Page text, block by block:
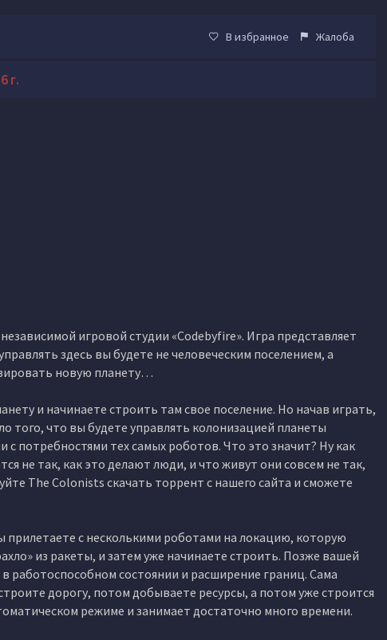
В избранное Жалоба
г.
игровой студии «Codebyfire». Игра представляет
здесь вы будете не человеческим поселением, а
новую планету…
и начинаете строить там свое поселение. Но начав играть,
того, что вы будете управлять колонизацией планеты
потребностями тех самых роботов. Что это значит? Ну как
не так, как это делают люди, и что живут они совсем не так,
The Colonists скачать торрент с нашего сайта и сможете
прилетаете с несколькими роботами на локацию, которую
из ракеты, и затем уже начинаете строить. Позже вашей
работоспособном состоянии и расширение границ. Сама
дорогу, потом добываете ресурсы, а потом уже строится
режиме и занимает достаточно много времени.